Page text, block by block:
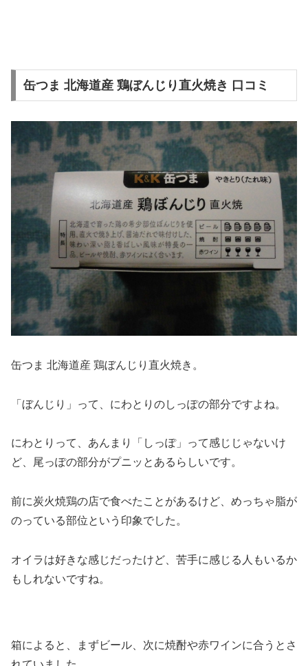
缶つま 北海道産 鶏ぼんじり直火焼き 口コミ
缶つま 北海道産 鶏ぼんじり直火焼き。
「ぼんじり」って、にわとりのしっぽの部分ですよね。
にわとりって、あんまり「しっぽ」って感じじゃないけ
ど、尾っぽの部分がプニッとあるらしいです。
前に炭火焼鶏の店で食べたことがあるけど、めっちゃ脂が
のっている部位という印象でした。
オイラは好きな感じだったけど、苦手に感じる人もいるか
もしれないですね。
箱によると、まずビール、次に焼酎や赤ワインに合うとさ